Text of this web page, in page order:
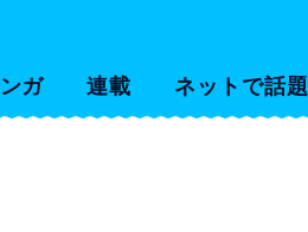
ガ 連載 ネットで話題